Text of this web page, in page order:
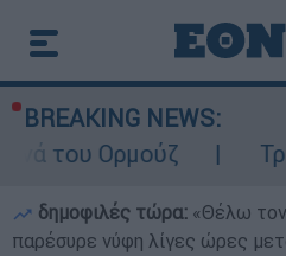
BREAKING NEWS:
Τρεις
δημοφιλές τώρα: «Θέλω
παρέσυρε νύφη λίγες ώρες